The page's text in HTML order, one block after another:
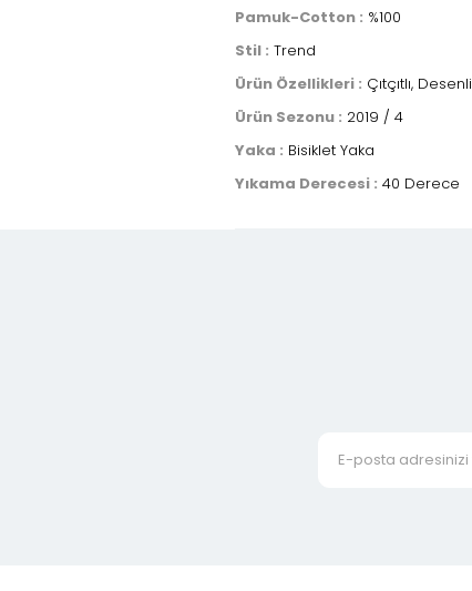
Pamuk-Cotton : %100
Stil : Trend
Ürün Özellikleri : Çıtçıtlı, Desenli
Ürün Sezonu : 2019 / 4
Yaka : Bisiklet Yaka
Yıkama Derecesi : 40 Derece